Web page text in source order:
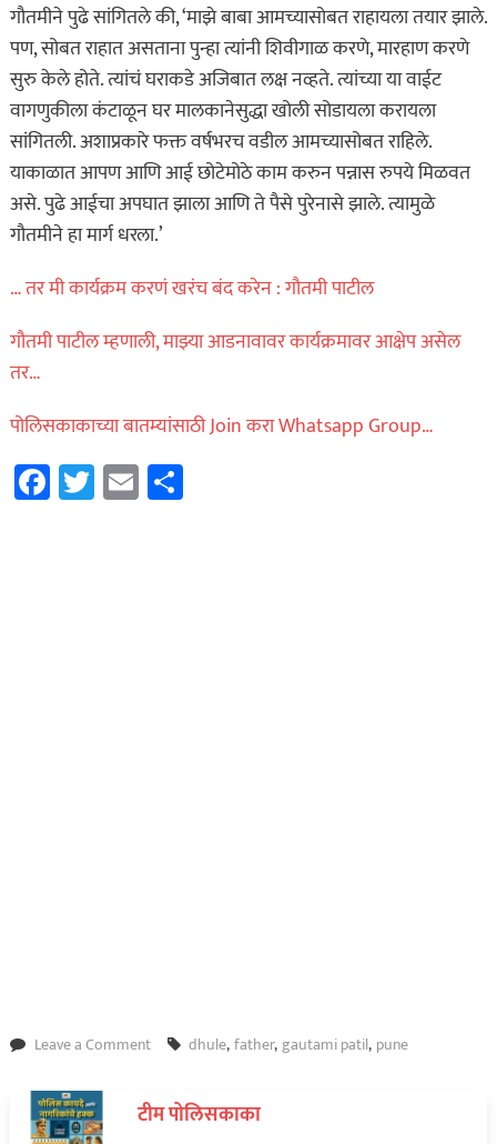
गौतमीने पुढे सांगितले की, ‘माझे बाबा आमच्यासोबत राहायला तयार झाले.
पण, सोबत राहात असताना पुन्हा त्यांनी शिवीगाळ करणे, मारहाण करणे
सुरु केले होते. त्यांचं घराकडे अजिबात लक्ष नव्हते. त्यांच्या या वाईट
वागणुकीला कंटाळून घर मालकानेसुद्धा खोली सोडायला करायला
सांगितली. अशाप्रकारे फक्त वर्षभरच वडील आमच्यासोबत राहिले.
याकाळात आपण आणि आई छोटेमोठे काम करुन पन्नास रुपये मिळवत
असे. पुढे आईचा अपघात झाला आणि ते पैसे पुरेनासे झाले. त्यामुळे
गौतमीने हा मार्ग धरला.’
… तर मी कार्यक्रम करणं खरंच बंद करेन : गौतमी पाटील
गौतमी पाटील म्हणाली, माझ्या आडनावावर कार्यक्रमावर आक्षेप असेल
तर…
पोलिसकाकाच्या बातम्यांसाठी Join करा Whatsapp Group…
Facebook
Twitter
EmailShare
Leave a Commenton
हिने
dhule,father,gautami patil, pune
टीम पोलिसकाका